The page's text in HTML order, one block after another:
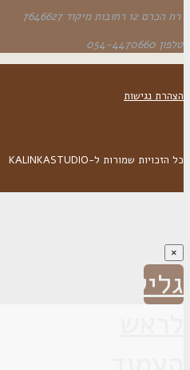
רח הכרם 12 רחובות מיקוד 7646627
טלפון 054-4470660
הצהרת נגישות
כל הזכויות שמורות ל-KALINKASTUDIO
×
גלילה